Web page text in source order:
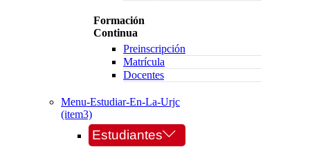
Formación
Continua
Preinscripción
Matrícula
Docentes
Menu-Estudiar-En-La-Urjc
(item3)
Estudiantes